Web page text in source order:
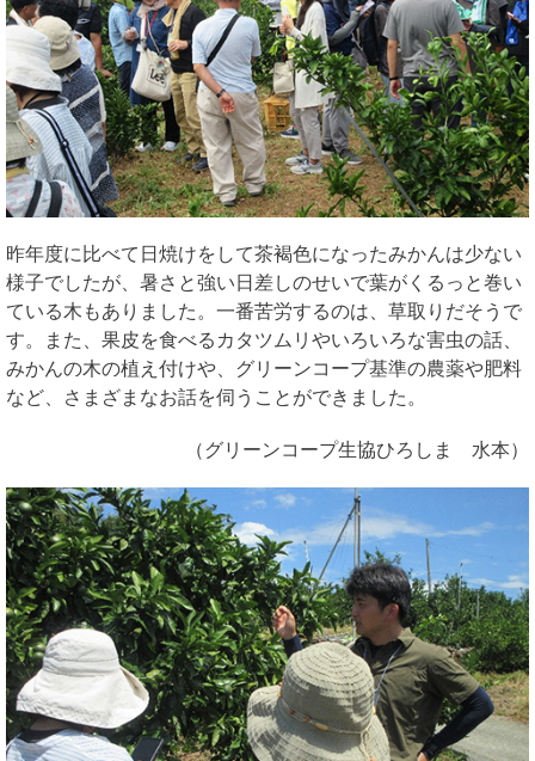
昨年度に比べて日焼けをして茶褐色になったみかんは少ない
様子でしたが、暑さと強い日差しのせいで葉がくるっと巻い
ている木もありました。一番苦労するのは、草取りだそうで
す。また、果皮を食べるカタツムリやいろいろな害虫の話、
みかんの木の植え付けや、グリーンコープ基準の農薬や肥料
など、さまざまなお話を伺うことができました。
（グリーンコープ生協ひろしま 水本）